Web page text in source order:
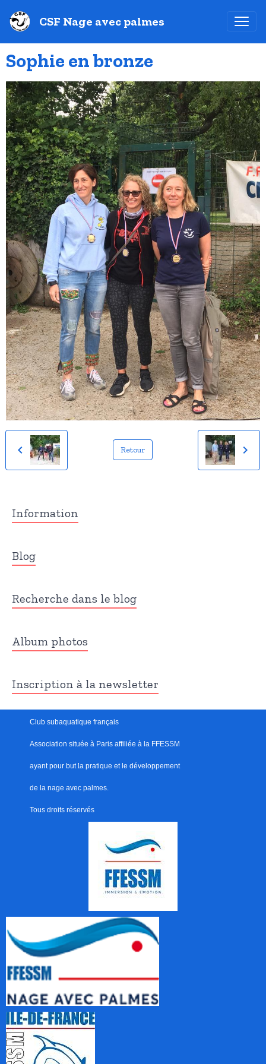
CSF Nage avec palmes
Sophie en bronze
Retour
Information
Blog
Recherche dans le blog
Album photos
Inscription à la newsletter
Club subaquatique français
Association située à Paris affiliée à la FFESSM
ayant pour but la pratique et le développement
de la nage avec palmes.
Tous droits réservés